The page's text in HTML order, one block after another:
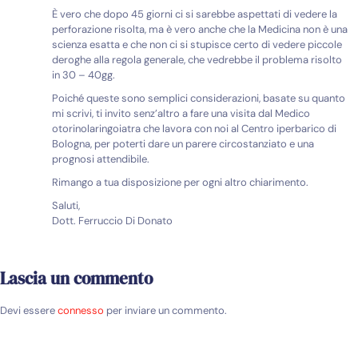
È vero che dopo 45 giorni ci si sarebbe aspettati di vedere la
perforazione risolta, ma è vero anche che la Medicina non è una
scienza esatta e che non ci si stupisce certo di vedere piccole
deroghe alla regola generale, che vedrebbe il problema risolto
in 30 – 40gg.
Poiché queste sono semplici considerazioni, basate su quanto
mi scrivi, ti invito senz’altro a fare una visita dal Medico
otorinolaringoiatra che lavora con noi al Centro iperbarico di
Bologna, per poterti dare un parere circostanziato e una
prognosi attendibile.
Rimango a tua disposizione per ogni altro chiarimento.
Saluti,
Dott. Ferruccio Di Donato
Lascia un commento
Devi essereconnesso per inviare un commento.